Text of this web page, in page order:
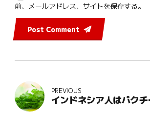
前、メールアドレス、サイトを保存する。
Post Comment
PREVIOUS
インドネシア人はパクチ